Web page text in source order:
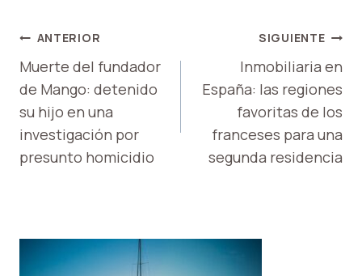
NAVEGACIÓN
DE
ENTRADAS
ANTERIOR
Muerte del fundador
de Mango: detenido
su hijo en una
investigación por
presunto homicidio
SIGUIENTE
Inmobiliaria en
España: las regiones
favoritas de los
franceses para una
segunda residencia